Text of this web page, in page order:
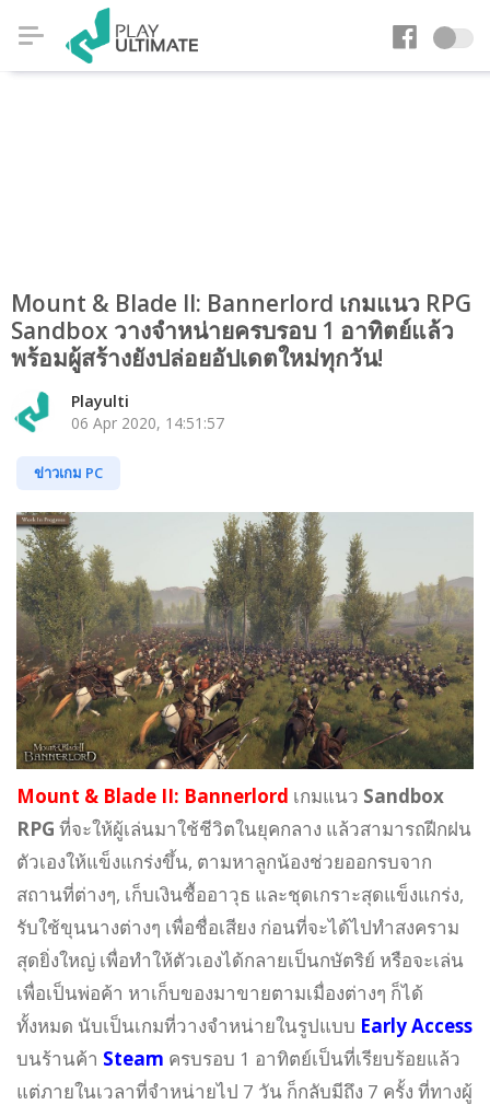
Mount & Blade II: Bannerlord เกมแนว RPG
Sandbox วางจำหน่ายครบรอบ 1 อาทิตย์แล้ว
พร้อมผู้สร้างยังปล่อยอัปเดตใหม่ทุกวัน!
Playulti
06 Apr 2020, 14:51:57
ข่าวเกม PC
Mount & Blade II: Bannerlord เกมแนว Sandbox
RPG ที่จะให้ผู้เล่นมาใช้ชีวิตในยุคกลาง แล้วสามารถฝีกฝน
ตัวเองให้แข็งแกร่งขึ้น, ตามหาลูกน้องช่วยออกรบจาก
สถานที่ต่างๆ, เก็บเงินซื้ออาวุธ และชุดเกราะสุดแข็งแกร่ง,
รับใช้ขุนนางต่างๆ เพื่อชื่อเสียง ก่อนที่จะได้ไปทำสงคราม
สุดยิ่งใหญ่ เพื่อทำให้ตัวเองได้กลายเป็นกษัตริย์ หรือจะเล่น
เพื่อเป็นพ่อค้า หาเก็บของมาขายตามเมื่องต่างๆ ก็ได้
ทั้งหมด นับเป็นเกมที่วางจำหน่ายในรูปแบบ Early Access
บนร้านค้า Steam ครบรอบ 1 อาทิตย์เป็นที่เรียบร้อยแล้ว
แต่ภายในเวลาที่จำหน่ายไป 7 วัน ก็กลับมีถึง 7 ครั้ง ที่ทางผู้